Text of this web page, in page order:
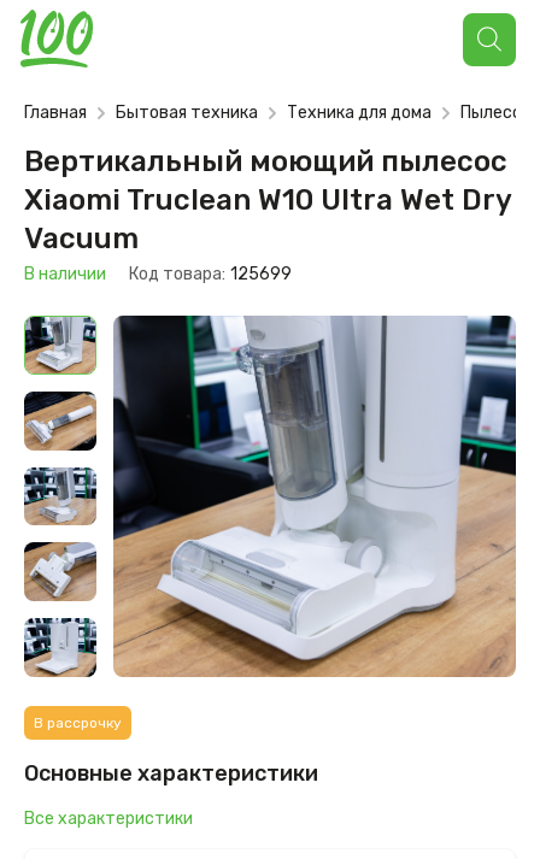
Поиск
товаров
Главная Бытовая техника Техника для дома
Вертикальный моющий пылесос
Xiaomi Truclean W10 Ultra Wet Dry
Vacuum
В наличии Код товара: 125699
В рассрочку
Основные характеристики
Все характеристики